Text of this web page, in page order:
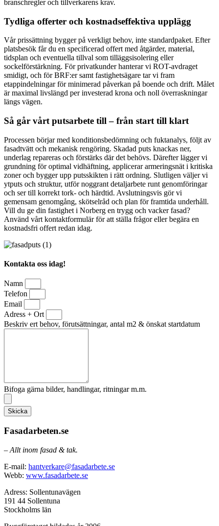
branschregler och tillverkarens krav.
Tydliga offerter och kostnadseffektiva upplägg
Vår prissättning bygger på verkligt behov, inte standardpaket. Efter
platsbesök får du en specificerad offert med åtgärder, material,
tidsplan och eventuella tillval som tilläggsisolering eller
sockelförstärkning. För privatkunder hanterar vi ROT-avdraget
smidigt, och för BRF:er samt fastighetsägare tar vi fram
etappindelningar för minimerad påverkan på boende och drift. Målet
är maximal livslängd per investerad krona och noll överraskningar
längs vägen.
Så går vårt putsarbete till – från start till klart
Processen börjar med konditionsbedömning och fuktanalys, följt av
fasadtvätt och mekanisk rengöring. Skadad puts knackas ner,
underlag repareras och förstärks där det behövs. Därefter lägger vi
grundning för optimal vidhäftning, applicerar armeringsnät i kritiska
zoner och bygger upp putsskikten i rätt ordning. Slutligen väljer vi
ytputs och struktur, utför noggrant detaljarbete runt genomföringar
och ser till korrekt tork- och härdtid. Avslutningsvis gör vi
gemensam genomgång, skötselråd och plan för framtida underhåll.
Vill du ge din fastighet i Norberg en trygg och vacker fasad?
Använd vårt kontaktformulär för att ställa frågor eller begära en
kostnadsfri offert redan idag.
Kontakta oss idag!
Namn
Telefon
Email
Adress + Ort
Beskriv ert behov, förutsättningar, antal m2 & önskat startdatum
Bifoga gärna bilder, handlingar, ritningar m.m.
Skicka
Fasadarbeten.se
– Allt inom fasad & tak.
E-mail: hantverkare@fasadarbete.se
Webb: www.fasadarbete.se
Adress: Sollentunavägen
191 44 Sollentuna
Stockholms län